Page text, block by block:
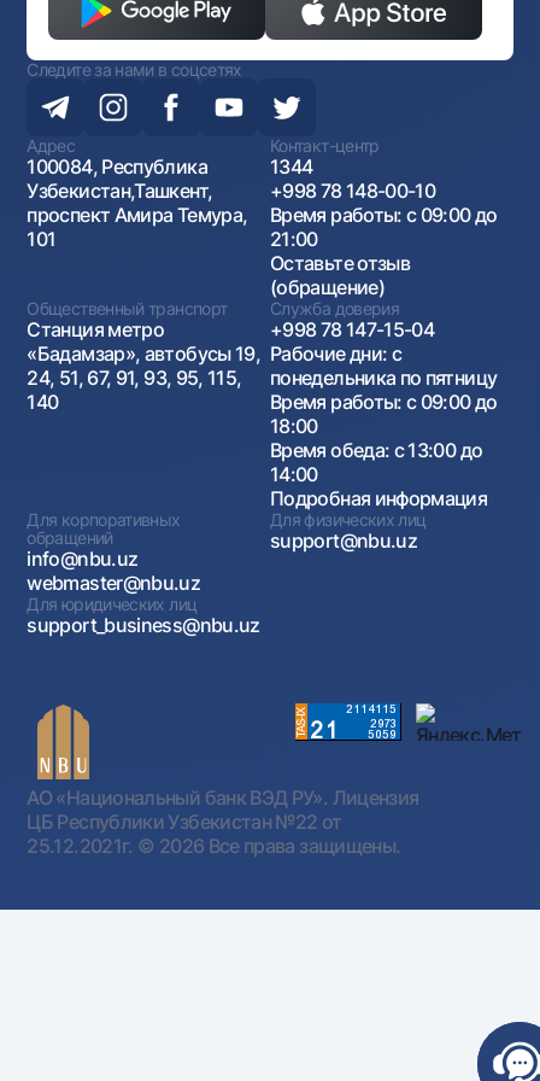
Следите за нами в соцсетях
Адрес
100084, Республика
Узбекистан,Ташкент,
проспект Амира Темура,
101
Контакт-центр
1344
+998 78 148-00-10
Время работы: с 09:00 до
21:00
Оставьте отзыв
(обращение)
Общественный транспорт
Станция метро
«Бадамзар», автобусы 19,
24, 51, 67, 91, 93, 95, 115,
140
Служба доверия
+998 78 147-15-04
Рабочие дни: с
понедельника по пятницу
Время работы: с 09:00 до
18:00
Время обеда: с 13:00 до
14:00
Подробная информация
Для корпоративных
обращений
info@nbu.uz
webmaster@nbu.uz
Для физических лиц
support@nbu.uz
Для юридических лиц
support_business@nbu.uz
АО «Национальный банк ВЭД РУ». Лицензия
ЦБ Республики Узбекистан №22 от
25.12.2021г. © 2026 Все права защищены.